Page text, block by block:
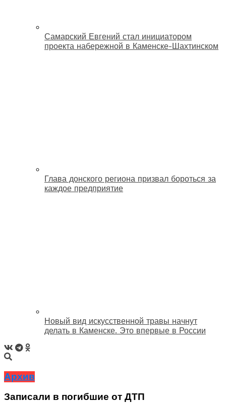
Самарский Евгений стал инициатором
проекта набережной в Каменске-Шахтинском
Глава донского региона призвал бороться за
каждое предприятие
Новый вид искусственной травы начнут
делать в Каменске. Это впервые в России
Архив
Записали в погибшие от ДТП